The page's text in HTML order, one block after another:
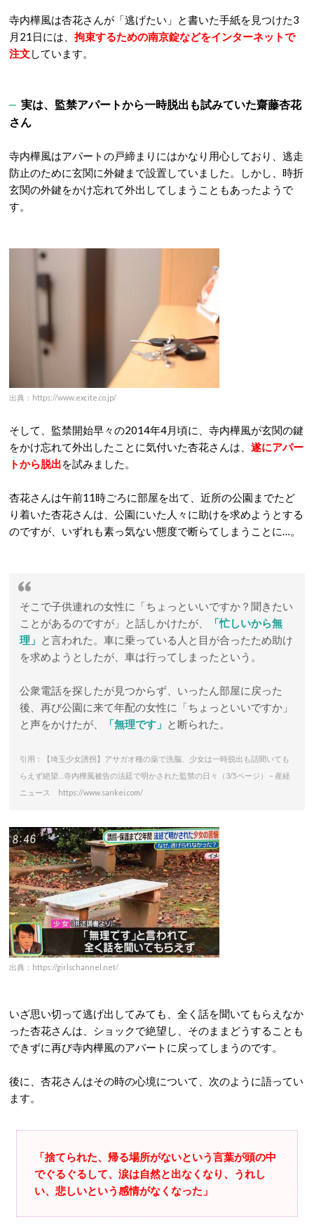
寺内樺風は杏花さんが「逃げたい」と書いた手紙を見つけた3
月21日には、 拘束するための南京錠などをインターネットで
注文しています。
実は、監禁アパートから一時脱出も試みていた齋藤杏花
さん
寺内樺風はアパートの戸締まりにはかなり用心しており、逃走
防止のために玄関に外鍵まで設置していました。しかし、時折
玄関の外鍵をかけ忘れて外出してしまうこともあったようで
す。
出典：https://www.excite.co.jp/
そして、監禁開始早々の2014年4月頃に、寺内樺風が玄関の鍵
をかけ忘れて外出したことに気付いた杏花さんは、 遂にアパー
トから脱出を試みました。
杏花さんは午前11時ごろに部屋を出て、近所の公園までたど
り着いた杏花さんは、公園にいた人々に助けを求めようとする
のですが、いずれも素っ気ない態度で断らてしまうことに…。
そこで子供連れの女性に「ちょっといいですか？聞きたい
ことがあるのですが」と話しかけたが、
「忙しいから無
理」 と言われた。車に乗っている人と目が合ったため助け
を求めようとしたが、車は行ってしまったという。
公衆電話を探したが見つからず、いったん部屋に戻った
後、再び公園に来て年配の女性に「ちょっといいですか」
と声をかけたが、
「無理です」 と断られた。
引用：【埼玉少女誘拐】アサガオ種の薬で洗脳、少女は一時脱出も話聞いても
らえず絶望…寺内樺風被告の法廷で明かされた監禁の日々（3/5ページ） – 産経
ニュース https://www.sankei.com/
出典：https://girlschannel.net/
いざ思い切って逃げ出してみても、全く話を聞いてもらえなか
った杏花さんは、ショックで絶望し、そのままどうすることも
できずに再び寺内樺風のアパートに戻ってしまうのです。
後に、杏花さんはその時の心境について、次のように語ってい
ます。
「捨てられた、帰る場所がないという言葉が頭の中
でぐるぐるして、涙は自然と出なくなり、うれし
い、悲しいという感情がなくなった」